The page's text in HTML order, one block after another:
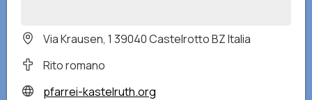
Via Krausen, 1 39040 Castelrotto BZ Italia
Rito romano
pfarrei-kastelruth.org